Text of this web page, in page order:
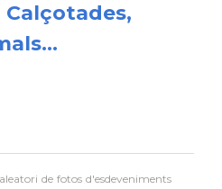
defotos d'esdeveniments